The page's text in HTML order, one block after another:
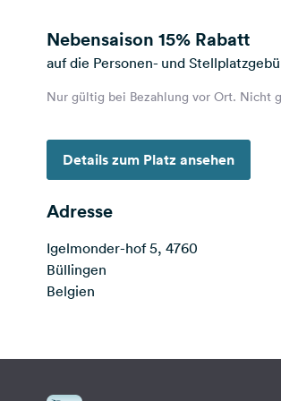
Nebensaison 15% Rabatt
auf die Personen- und
Nur gültig bei Bezahlung vor Ort. Nicht
Details zum Platz ansehen
Adresse
Igelmonder-hof 5, 4760
Büllingen
Belgien